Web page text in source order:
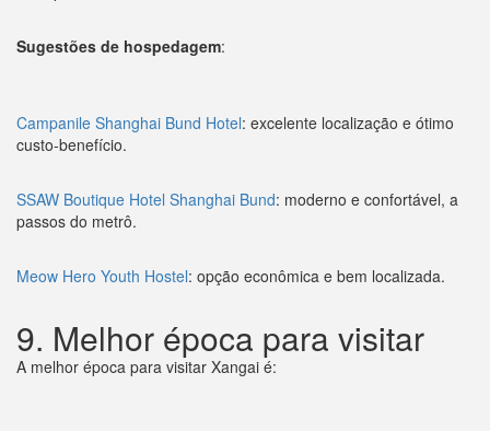
Sugestões de hospedagem:
Campanile Shanghai Bund Hotel: excelente localização e ótimo
custo-benefício.
SSAW Boutique Hotel Shanghai Bund: moderno e confortável, a
passos do metrô.
Meow Hero Youth Hostel: opção econômica e bem localizada.
9. Melhor época para visitar
A melhor época para visitar Xangai é: